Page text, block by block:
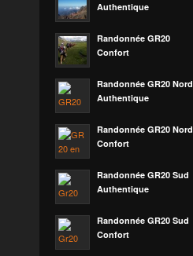
Authentique
Randonnée GR20
Confort
Randonnée GR20 Nord
Authentique
Randonnée GR20 Nord
Confort
Randonnée GR20 Sud
Authentique
Randonnée GR20 Sud
Confort